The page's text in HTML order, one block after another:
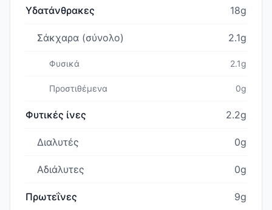
Υδατάνθρακες 18g
Σάκχαρα (σύνολο) 2.1g
Φυσικά 2.1g
Προστιθέμενα 0g
Φυτικές ίνες 2.2g
Διαλυτές 0g
Αδιάλυτες 0g
Πρωτεΐνες 9g